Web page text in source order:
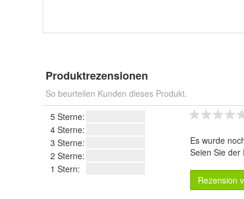
Produktrezensionen
So beurteilen Kunden dieses Produkt.
5 Sterne:
4 Sterne:
3 Sterne:
2 Sterne:
1 Stern:
Es wurde
Seien Sie der
Rezension